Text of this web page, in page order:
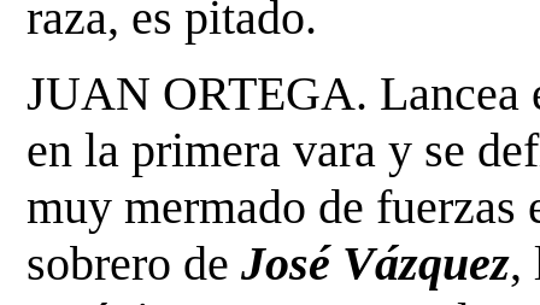
raza, es pitado.
JUAN ORTEGA. Lancea
en la primera vara y se
muy mermado de fuerzas
sobrero deJosé Vázquez,